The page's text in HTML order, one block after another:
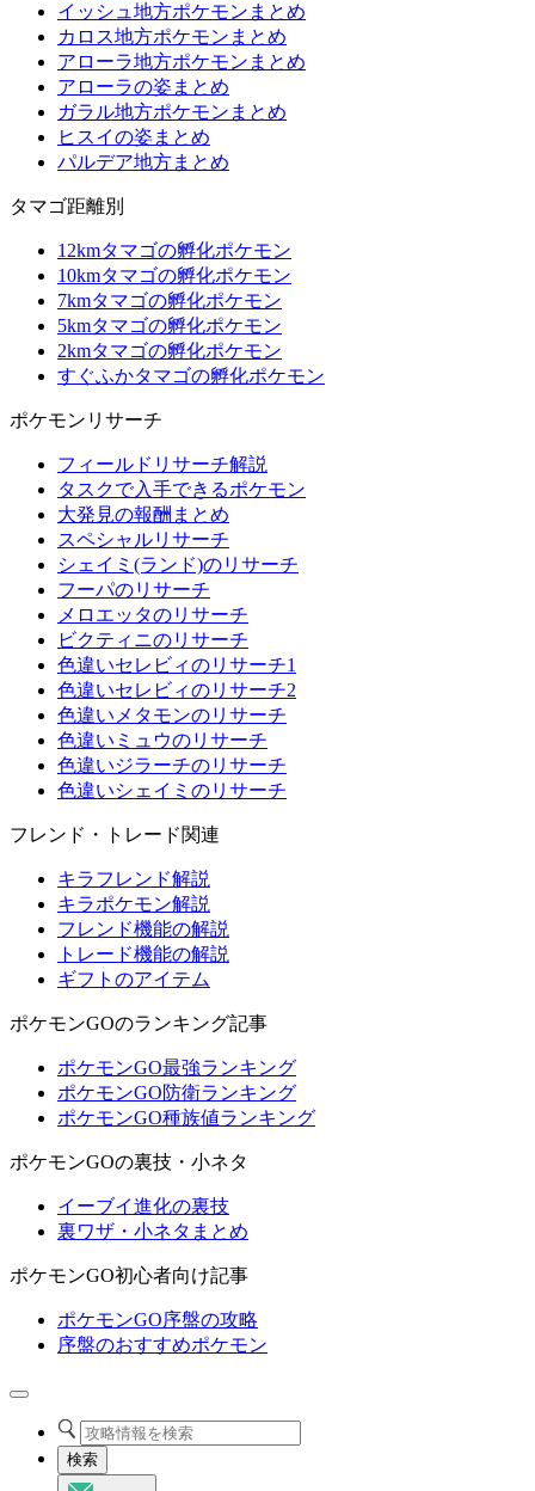
イッシュ地方ポケモンまとめ
カロス地方ポケモンまとめ
アローラ地方ポケモンまとめ
アローラの姿まとめ
ガラル地方ポケモンまとめ
ヒスイの姿まとめ
パルデア地方まとめ
タマゴ距離別
12kmタマゴの孵化ポケモン
10kmタマゴの孵化ポケモン
7kmタマゴの孵化ポケモン
5kmタマゴの孵化ポケモン
2kmタマゴの孵化ポケモン
すぐふかタマゴの孵化ポケモン
ポケモンリサーチ
フィールドリサーチ解説
タスクで入手できるポケモン
大発見の報酬まとめ
スペシャルリサーチ
シェイミ(ランド)のリサーチ
フーパのリサーチ
メロエッタのリサーチ
ビクティニのリサーチ
色違いセレビィのリサーチ1
色違いセレビィのリサーチ2
色違いメタモンのリサーチ
色違いミュウのリサーチ
色違いジラーチのリサーチ
色違いシェイミのリサーチ
フレンド・トレード関連
キラフレンド解説
キラポケモン解説
フレンド機能の解説
トレード機能の解説
ギフトのアイテム
ポケモンGOのランキング記事
ポケモンGO最強ランキング
ポケモンGO防衛ランキング
ポケモンGO種族値ランキング
ポケモンGOの裏技・小ネタ
イーブイ進化の裏技
裏ワザ・小ネタまとめ
ポケモンGO初心者向け記事
ポケモンGO序盤の攻略
序盤のおすすめポケモン
検索